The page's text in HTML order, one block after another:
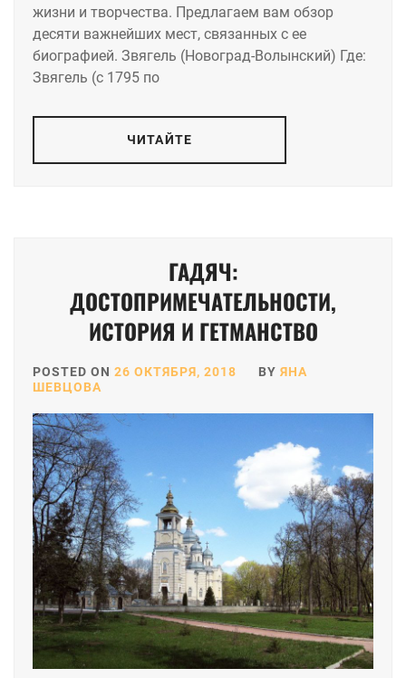
жизни и творчества. Предлагаем вам обзор
десяти важнейших мест, связанных с ее
биографией. Звягель (Новоград-Волынский) Где:
Звягель (с 1795 по
ЧИТАЙТЕ
ГАДЯЧ:
ДОСТОПРИМЕЧАТЕЛЬНОСТИ,
ИСТОРИЯ И ГЕТМАНСТВО
POSTED ON 26 ОКТЯБРЯ, 2018 BY ЯНА
ШЕВЦОВА